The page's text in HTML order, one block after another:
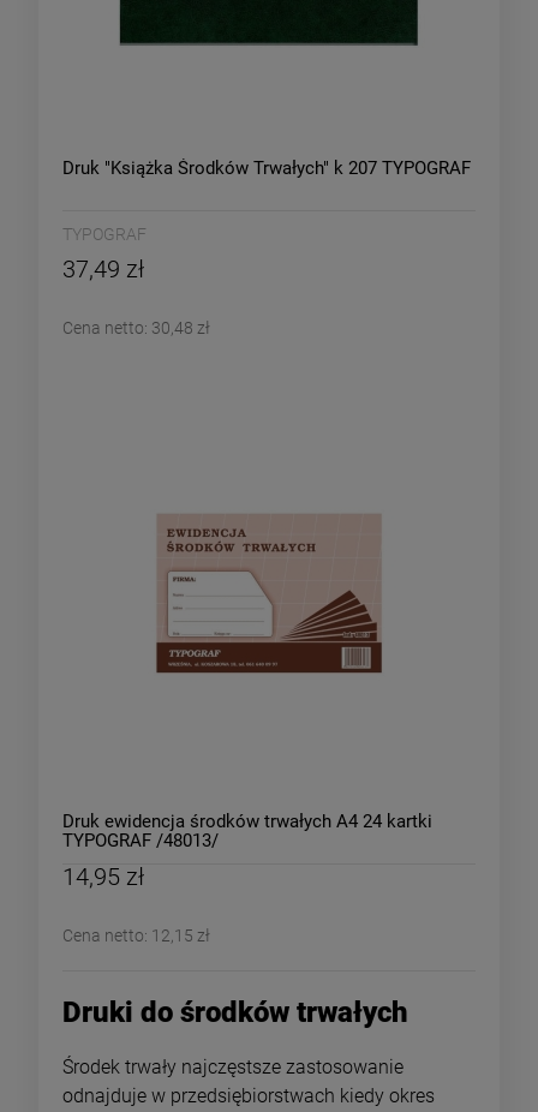
Druk "Książka Środków Trwałych" k 207 TYPOGRAF
TYPOGRAF
37,49 zł
Cena netto: 30,48 zł
Druk ewidencja środków trwałych A4 24 kartki
TYPOGRAF /48013/
14,95 zł
Cena netto: 12,15 zł
Druki do środków trwałych
Środek trwały najczęstsze zastosowanie
odnajduje w przedsiębiorstwach kiedy okres